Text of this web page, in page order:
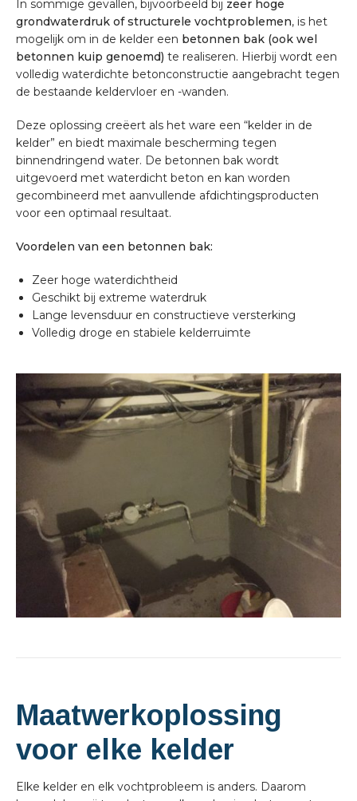
In sommige gevallen, bijvoorbeeld bij zeer hoge
grondwaterdruk of structurele vochtproblemen, is het
mogelijk om in de kelder een betonnen bak (ook wel
betonnen kuip genoemd) te realiseren. Hierbij wordt een
volledig waterdichte betonconstructie aangebracht tegen
de bestaande keldervloer en -wanden.
Deze oplossing creëert als het ware een “kelder in de
kelder” en biedt maximale bescherming tegen
binnendringend water. De betonnen bak wordt
uitgevoerd met waterdicht beton en kan worden
gecombineerd met aanvullende afdichtingsproducten
voor een optimaal resultaat.
Voordelen van een betonnen bak:
Zeer hoge waterdichtheid
Geschikt bij extreme waterdruk
Lange levensduur en constructieve versterking
Volledig droge en stabiele kelderruimte
Maatwerkoplossing
voor elke kelder
Elke kelder en elk vochtprobleem is anders. Daarom